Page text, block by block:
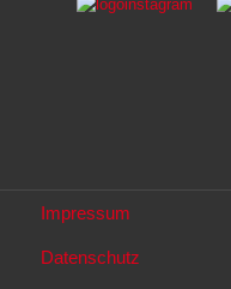
Impressum
Datenschutz